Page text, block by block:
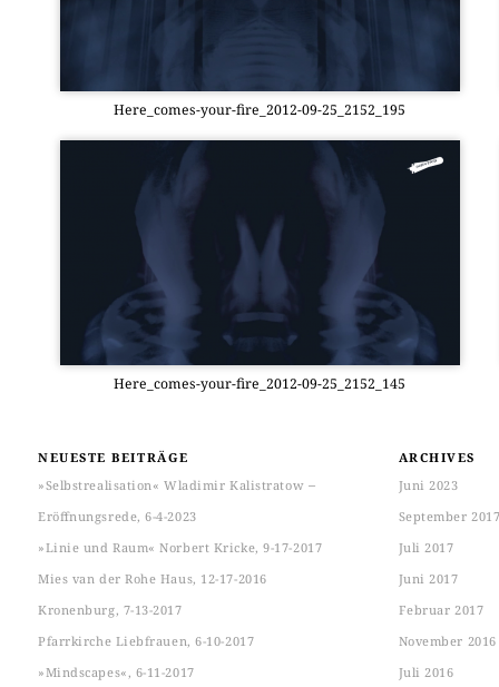
Here_­co­mes-your-fire_2012-09-25_2152_195
Here_­co­mes-your-fire_2012-09-25_2152_145
NEUESTE BEITRÄGE
»Selbstrealisation« Wladimir Kalistratow ‒
Eröffnungsrede, 6-4-2023
»Linie und Raum« Norbert Kricke, 9-17-2017
Mies van der Rohe Haus, 12-17-2016
Kronenburg, 7-13-2017
Pfarrkirche Liebfrauen, 6-10-2017
»Mindscapes«, 6-11-2017
ARCHIVES
Juni 2023
September
Juli 2017
Juni 2017
Februar 2017
November 2016
Juli 2016